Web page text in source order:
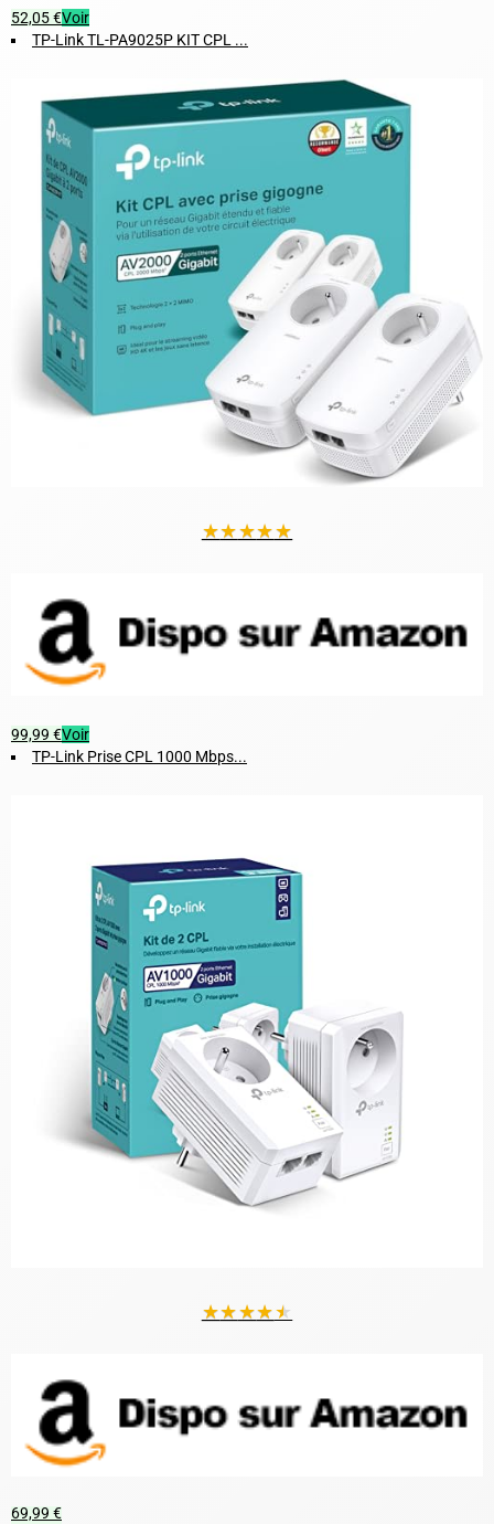
52,05 €Voir
TP-Link TL-PA9025P KIT CPL ...
★★★★★
99,99 €Voir
TP-Link Prise CPL 1000 Mbps...
★★★★★
69,99 €